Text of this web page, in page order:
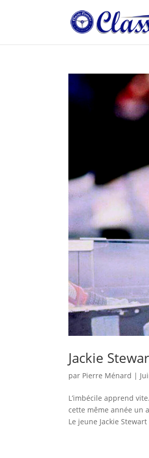
Jackie
par Pierre Ménard |
L’imbécile apprend
cette même année un
Le jeune Jackie